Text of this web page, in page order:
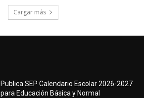
Cargar más
Publica SEP Calendario Escolar 2026-2027
para Educación Básica y Normal